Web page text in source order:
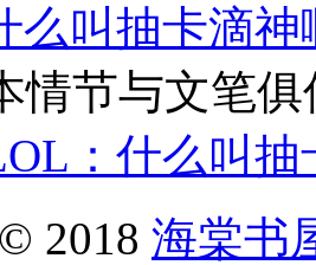
么叫抽卡滴
情节与文笔
：什么叫
2018 海棠书